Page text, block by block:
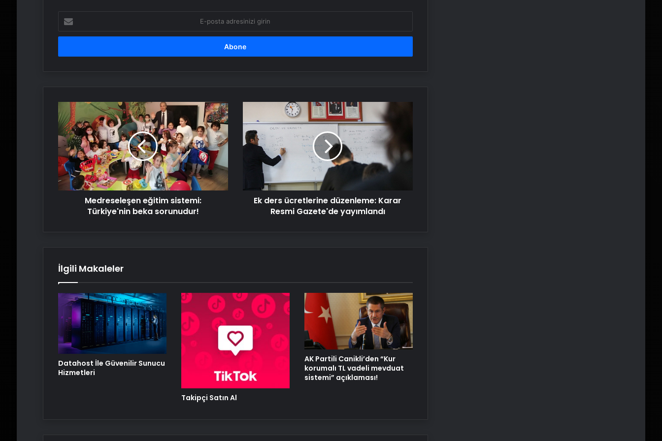
Bigo Elmas Bayi – Güvenli, Hızlı ve
Uygun Fiyatlı Elmas Satın Almanın
Yeni Adresi
Nişantaşı Üniversitesi’nden 2026 YKS
Adaylarına Çifte Güvence: Sabit
Ücret ve Kesintisiz Burs
Sanal Santral
Alaaddin KAHYA: Müzik Tutkusuyla
Yerini Almiş Bir Kariyer
posta
adresinizi
Medreseleşen
eğitim
sistemi:
Türkiye'nin
beka
sorunudur!
Medreseleşen eğitim sistemi:
Türkiye'nin beka sorunudur!
ücretlerine
düzenleme:
Karar
Gazete'de
yayımlandı
Ek ders ücretlerine düzenleme: Karar
Resmi Gazete'de yayımlandı
İlgili Makaleler
Datahost İle Güvenilir Sunucu
Hizmetleri
Takipçi Satın Al
AK Partili Canikli’den “Kur
korumalı TL vadeli mevduat
sistemi” açıklaması!